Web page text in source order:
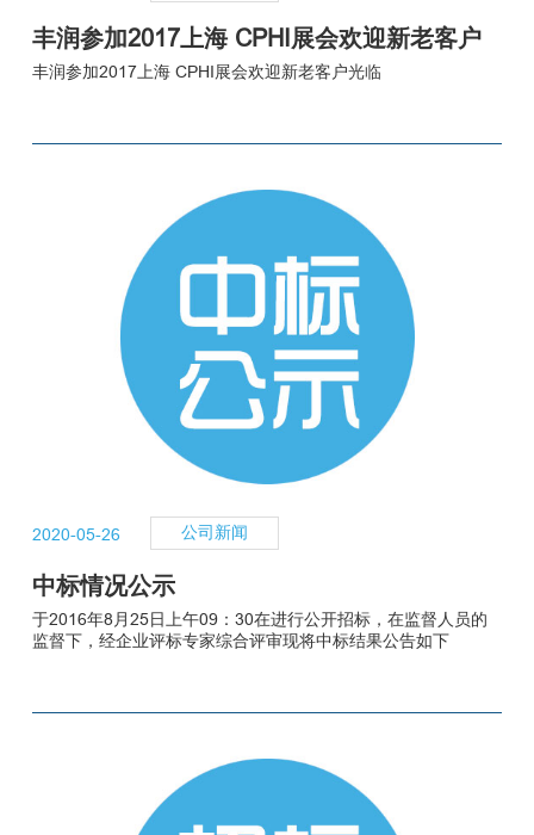
丰润参加2017上海 CPHI展会欢迎新老客户
光临
丰润参加2017上海 CPHI展会欢迎新老客户光临
2020-05-26 公司新闻
中标情况公示
于2016年8月25日上午09：30在进行公开招标，在监督人员的
监督下，经企业评标专家综合评审现将中标结果公告如下